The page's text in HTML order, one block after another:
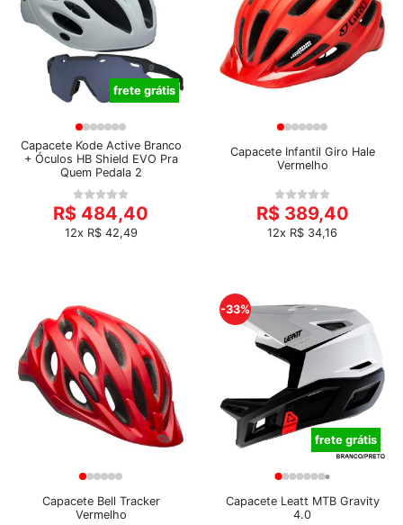
frete grátis
Capacete Kode Active Branco
+ Óculos HB Shield EVO Pra
Quem Pedala 2
R$ 484,40
12x R$ 42,49
Capacete Infantil Giro Hale
Vermelho
R$ 389,40
12x R$ 34,16
Capacete Bell Tracker
Vermelho
-33%
frete grátis
Capacete Leatt MTB Gravity
4.0